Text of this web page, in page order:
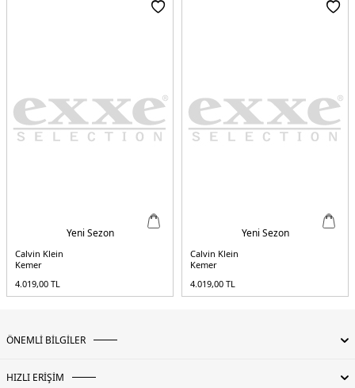
Yeni Sezon
Calvin Klein
Kemer
4.019,00 TL
Yeni Sezon
Calvin Klein
Kemer
4.019,00 TL
ÖNEMLİ BİLGİLER
HIZLI ERİŞİM